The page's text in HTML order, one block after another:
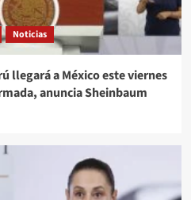
Noticias
llegará a México este viernes
anuncia Sheinbaum